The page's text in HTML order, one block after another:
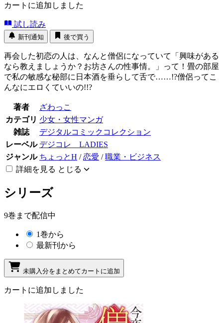
カートに追加しました
試し読み
新刊通知 後で買う
再会した初恋の人は、なんと僧侶になっていて「興味がある
なら教えましょうか？お坊さんの性事情。」って！畳の部屋
で私の敏感な秘部に日本酒を垂らして舌で……!?僧侶ってこ
んなにエロくていいの!!?
著者
ざわっこ
カテゴリ 少女・女性マンガ
雑誌
デジタルコミックコレクション
レーベル デジコレ LADIES
ジャンル ちょっとH /恋愛 /職業・ビジネス
詳細を見る とじる
シリーズ
9巻まで配信中
1巻から
最新刊から
未購入分をまとめてカートに追加
カートに追加しました